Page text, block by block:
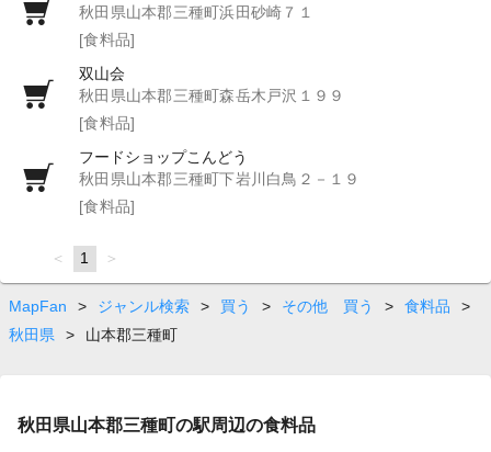
秋田県山本郡三種町浜田砂崎７１
[食料品]
双山会
秋田県山本郡三種町森岳木戸沢１９９
[食料品]
フードショップこんどう
秋田県山本郡三種町下岩川白鳥２－１９
[食料品]
page
You're
on
page
1 page
MapFan > ジャンル検索 > 買う > その他 買う > 食料品
>
秋田県
> 山本郡三種町
秋田県山本郡三種町の駅周辺の食料品